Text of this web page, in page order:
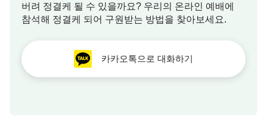
버려 정결케 될 수 있을까요? 우리의 온라인 예배에
참석해 정결케 되어 구원받는 방법을 찾아보세요.
카카오톡으로 대화하기